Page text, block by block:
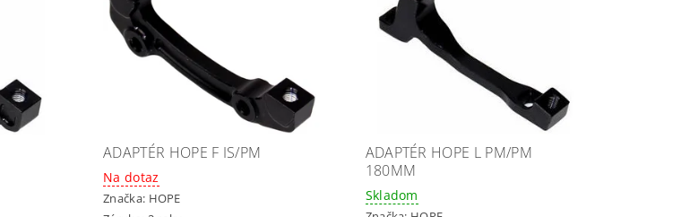
ADAPTÉR HOPE F IS/PM
Na dotaz
Značka: HOPE
ADAPTÉR HOPE L PM/PM
180MM
Skladom